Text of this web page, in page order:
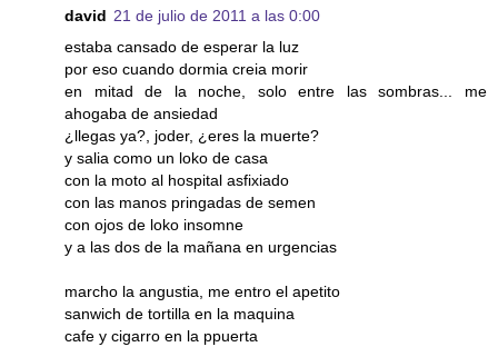
david 21 de julio de 2011 a las 0:00
estaba cansado de esperar la luz
por eso cuando dormia creia morir
en mitad de la noche, solo entre las sombras... me
ahogaba de ansiedad
¿llegas ya?, joder, ¿eres la muerte?
y salia como un loko de casa
con la moto al hospital asfixiado
con las manos pringadas de semen
con ojos de loko insomne
y a las dos de la mañana en urgencias
marcho la angustia, me entro el apetito
sanwich de tortilla en la maquina
cafe y cigarro en la ppuerta